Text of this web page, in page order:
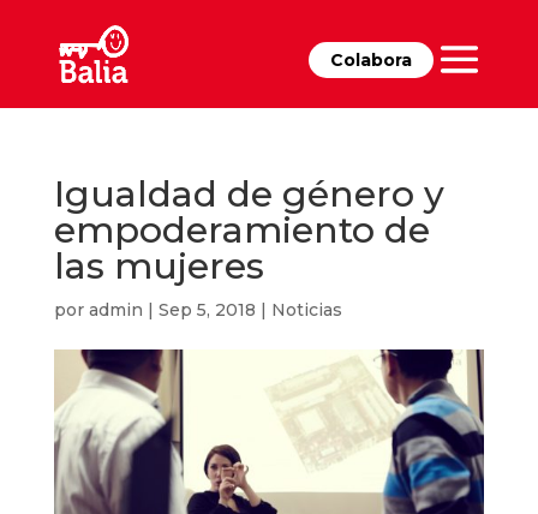
Colabora
Igualdad de género y
empoderamiento de
las mujeres
por admin | Sep 5, 2018 | Noticias